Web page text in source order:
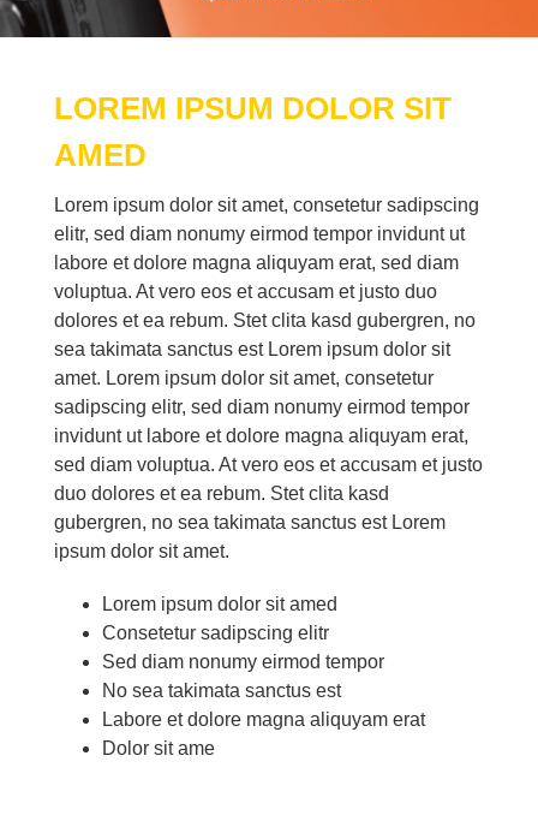
LO­REM IP­SUM DO­LOR SIT
AMED
Lo­rem ip­sum do­lor sit amet, con­sete­tur sa­dipscing
elitr, sed diam no­numy eirm­od tem­por in­vidunt ut
la­bo­re et do­lo­re ma­gna ali­quyam erat, sed diam
vo­lup­tua. At vero eos et ac­cu­sam et jus­to duo
do­lo­res et ea re­bum. Stet cli­ta kasd gu­ber­gren, no
sea ta­ki­ma­ta sanc­tus est Lo­rem ip­sum do­lor sit
amet. Lo­rem ip­sum do­lor sit amet, con­sete­tur
sa­dipscing elitr, sed diam no­numy eirm­od tem­por
in­vidunt ut la­bo­re et do­lo­re ma­gna ali­quyam erat,
sed diam vo­lup­tua. At vero eos et ac­cu­sam et jus­to
duo do­lo­res et ea re­bum. Stet cli­ta kasd
gu­ber­gren, no sea ta­ki­ma­ta sanc­tus est Lo­rem
ip­sum do­lor sit amet.
Lo­rem ip­sum do­lor sit amed
Con­sete­tur sa­dipscing elitr
Sed diam no­numy eirm­od tem­por
No sea ta­ki­ma­ta sanc­tus est
La­bo­re et do­lo­re ma­gna ali­quyam erat
Do­lor sit ame